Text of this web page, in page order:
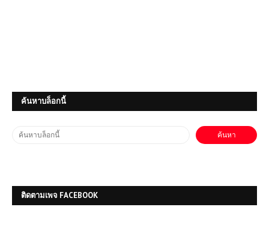
ค้นหาบล็อกนี้
ติดตามเพจ FACEBOOK
(PC) Tom Clancy’s Ghost Recon